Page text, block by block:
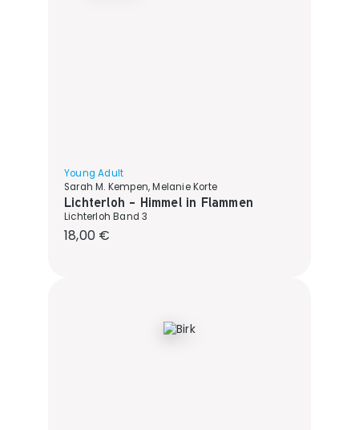
Young Adult
Sarah M. Kempen, Melanie Korte
Lichterloh - Himmel in Flammen
Lichterloh Band 3
Regulärer Preis:
18,00 €